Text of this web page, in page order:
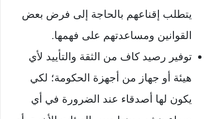
يتطلب إقناعهم بالحاجة إلى فرض بعض
القوانين ومساعدتهم على فهمها.
توفير رصيد كاف من الثقة والتأييد لأي
هيئة أو جهاز من أجهزة الحكومة؛ لكي
يكون لها أصدقاء عند الضرورة في أي